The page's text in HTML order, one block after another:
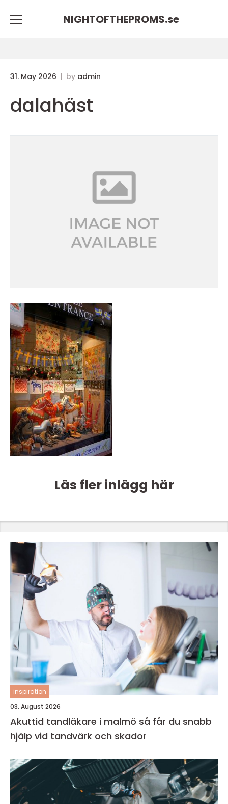
NIGHTOFTHEPROMS.se
31. May 2026 by admin
dalahäst
Läs fler inlägg här
inspiration
03. August 2026
Akuttid tandläkare i malmö så får du snabb
hjälp vid tandvärk och skador